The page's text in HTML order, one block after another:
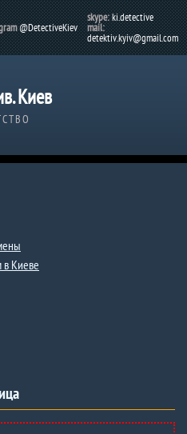
@DetectiveKiev
skype:ki.detective
mail:
detektiv.kyiv@gmail.com
Киев
Киеве